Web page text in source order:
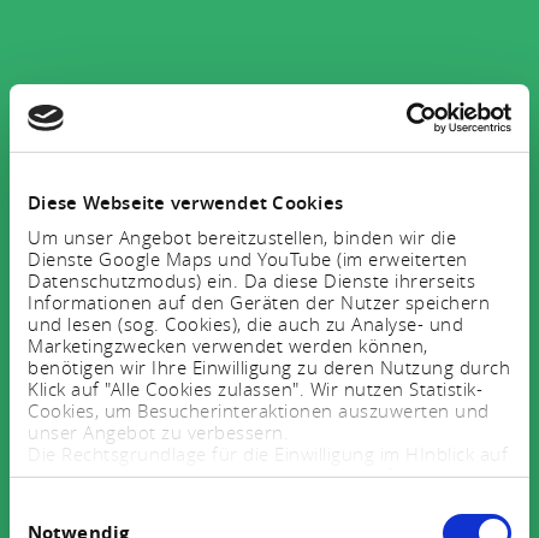
Diese Webseite verwendet Cookies
Um unser Angebot bereitzustellen, binden wir die
Dienste Google Maps und YouTube (im erweiterten
Datenschutzmodus) ein. Da diese Dienste ihrerseits
Informationen auf den Geräten der Nutzer speichern
und lesen (sog. Cookies), die auch zu Analyse- und
Marketingzwecken verwendet werden können,
benötigen wir Ihre Einwilligung zu deren Nutzung durch
Klick auf "Alle Cookies zulassen". Wir nutzen Statistik-
Cookies, um Besucherinteraktionen auszuwerten und
unser Angebot zu verbessern.
Die Rechtsgrundlage für die Einwilligung im HInblick auf
die Speicherung und das Auslesen von Informationen
Verarbeitung personenbezogener Daten Art. 6 Abs. 1
Notwendig